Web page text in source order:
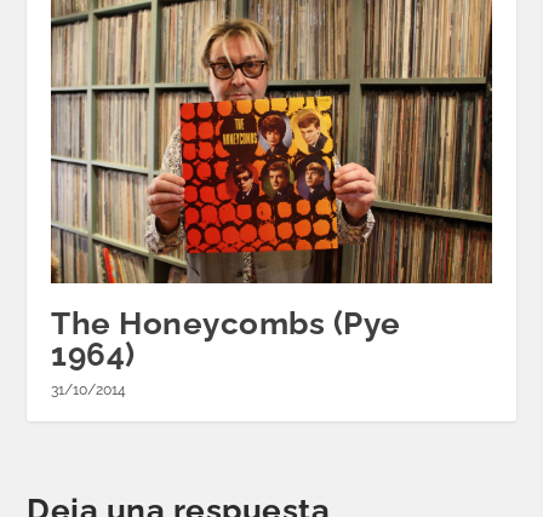
The Honeycombs (Pye
1964)
31/10/2014
Deja una respuesta